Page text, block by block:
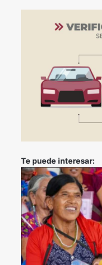
Te puede interesar: